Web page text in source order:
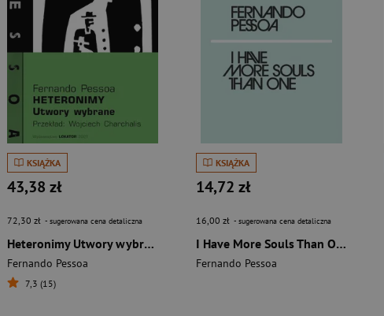
KSIĄŻKA
43,38 zł
72,30 zł - sugerowana cena detaliczna
Heteronimy Utwory wybrane
Fernando Pessoa
7,3 (15)
KSIĄŻKA
14,72 zł
16,00 zł - sugerowana cena detaliczna
I Have More Souls Than One
Fernando Pessoa